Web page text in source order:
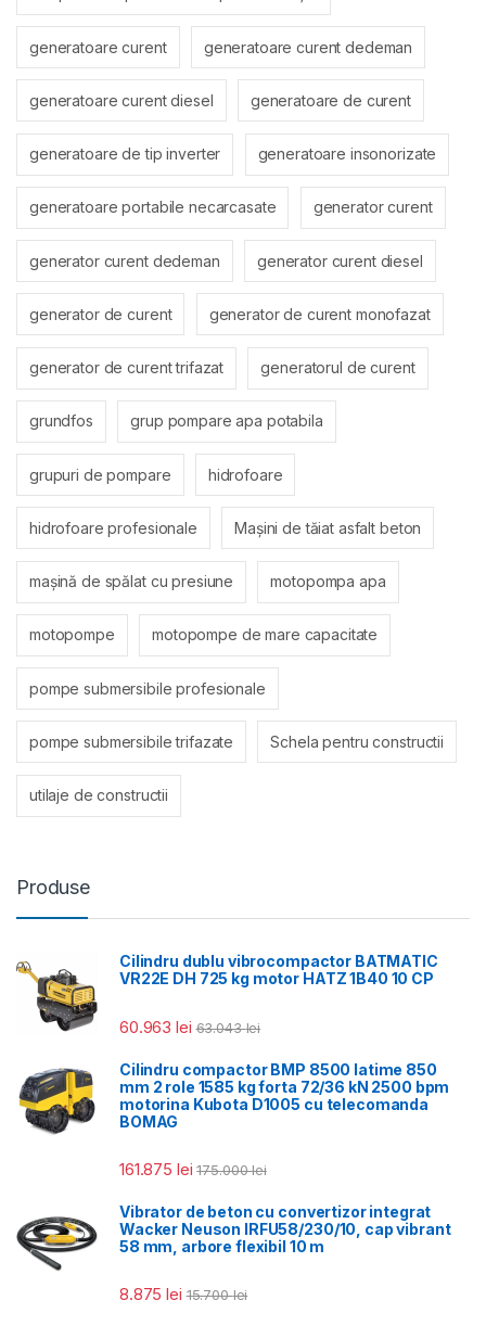
generatoare curent generatoare curent dedeman
generatoare curent diesel generatoare de curent
generatoare de tip inverter generatoare insonorizate
generatoare portabile necarcasate generator curent
generator curent dedeman generator curent diesel
generator de curent generator de curent monofazat
generator de curent trifazat generatorul de curent
grundfos grup pompare apa potabila
grupuri de pompare hidrofoare
hidrofoare profesionale Mașini de tăiat asfalt beton
mașină de spălat cu presiune motopompa apa
motopompe motopompe de mare capacitate
pompe submersibile profesionale
pompe submersibile trifazate Schela pentru constructii
utilaje de constructii
Produse
Cilindru dublu vibrocompactor BATMATIC
VR22E DH 725 kg motor HATZ 1B40 10 CP
60.963lei 63.043lei
Cilindru compactor BMP 8500 latime 850
mm 2 role 1585 kg forta 72/36 kN 2500 bpm
motorina Kubota D1005 cu telecomanda
BOMAG
161.875 lei 175.000lei
Vibrator de beton cu convertizor integrat
Wacker Neuson IRFU58/230/10, cap vibrant
58 mm, arbore flexibil 10 m
8.875lei 15.700lei